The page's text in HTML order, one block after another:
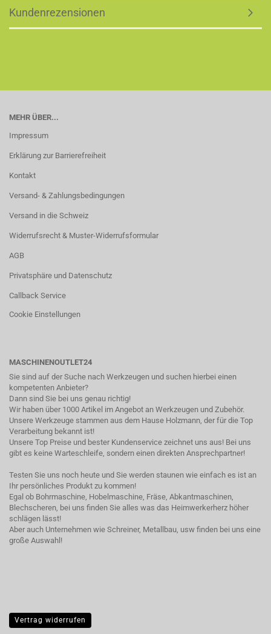
Kundenrezensionen
MEHR ÜBER...
Impressum
Erklärung zur Barrierefreiheit
Kontakt
Versand- & Zahlungsbedingungen
Versand in die Schweiz
Widerrufsrecht & Muster-Widerrufsformular
AGB
Privatsphäre und Datenschutz
Callback Service
Cookie Einstellungen
MASCHINENOUTLET24
Sie sind auf der Suche nach Werkzeugen und suchen hierbei einen
kompetenten Anbieter?
Dann sind Sie bei uns genau richtig!
Wir haben über 1000 Artikel im Angebot an Werkzeugen und Zubehör.
Unsere Werkzeuge stammen aus dem Hause Holzmann, der für die Top
Verarbeitung bekannt ist!
Unsere Top Preise und bester Kundenservice zeichnet uns aus! Bei uns
gibt es keine Warteschleife, sondern einen direkten Ansprechpartner!
Testen Sie uns noch heute und Sie werden staunen wie einfach es ist an
Ihr persönliches Produkt zu kommen!
Egal ob Bohrmaschine, Hobelmaschine, Fräse, Abkantmaschinen,
Blechscheren, bei uns finden Sie alles was das Heimwerkerherz höher
schlägen lässt!
Aber auch Unternehmen wie Schreiner, Metallbau, usw finden bei uns eine
große Auswahl!
Vertrag widerrufen